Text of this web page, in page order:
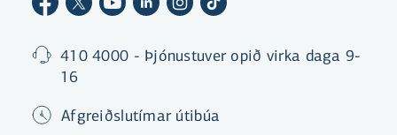
410 4000 - Þjónustuver opið virka daga 9-
16
Afgreiðslutímar útibúa